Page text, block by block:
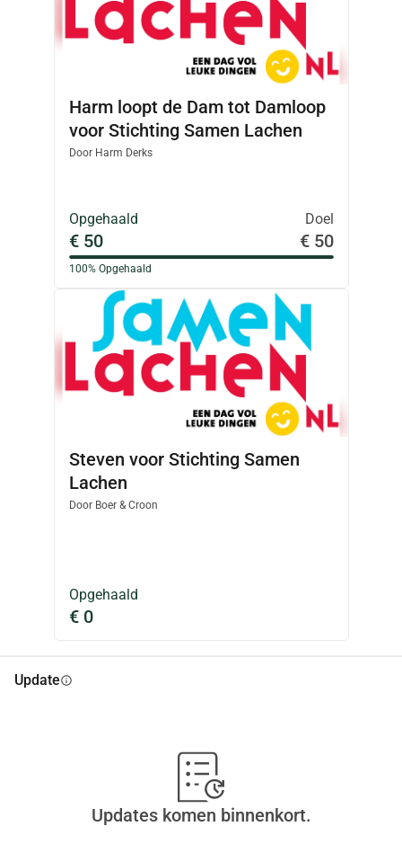
Harm loopt de Dam tot Damloop
voor Stichting Samen Lachen
DoorHarm Derks
Opgehaald Doel
€ 50 € 50
100% Opgehaald
Steven voor Stichting Samen
Lachen
DoorBoer & Croon
Opgehaald
€ 0
Updateinfo
Updates komen binnenkort.